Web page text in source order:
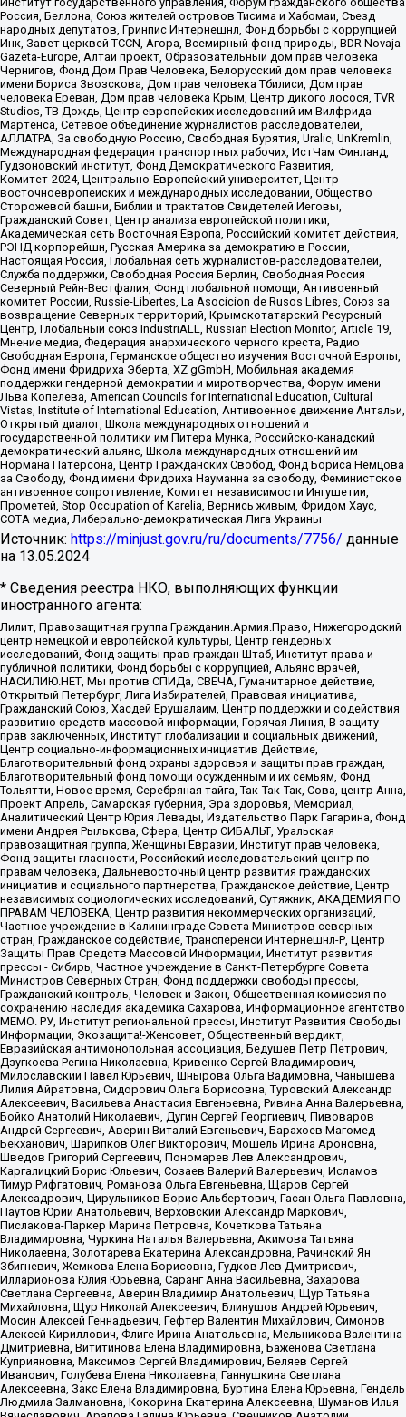
Россия, Беллона, Союз жителей островов Тисима и Хабомаи, Съезд
народных депутатов, Гринпис Интернешнл, Фонд борьбы с коррупцией
Инк, Завет церквей TCCN, Агора, Всемирный фонд природы, BDR Novaja
Gazeta-Europe, Алтай проект, Образовательный дом прав человека
Чернигов, Фонд Дом Прав Человека, Белорусский дом прав человека
имени Бориса Звозскова, Дом прав человека Тбилиси, Дом прав
человека Ереван, Дом прав человека Крым, Центр дикого лосося, TVR
Studios, ТВ Дождь, Центр европейских исследований им Вилфрида
Мартенса, Сетевое объединение журналистов расследователей,
АЛЛАТРА, За свободную Россию, Свободная Бурятия, Uralic, UnKremlin,
Международная федерация транспортных рабочих, ИстЧам Финланд,
Гудзоновский институт, Фонд Демократического Развития,
Комитет-2024, Центрально-Европейский университет, Центр
восточноевропейских и международных исследований, Общество
Сторожевой башни, Библии и трактатов Свидетелей Иеговы,
Гражданский Совет, Центр анализа европейской политики,
Академическая сеть Восточная Европа, Российский комитет действия,
РЭНД корпорейшн, Русская Америка за демократию в России,
Настоящая Россия, Глобальная сеть журналистов-расследователей,
Служба поддержки, Свободная Россия Берлин, Свободная Россия
Северный Рейн-Вестфалия, Фонд глобальной помощи, Антивоенный
комитет России, Russie-Libertes, La Asocicion de Rusos Libres, Союз за
возвращение Северных территорий, Крымскотатарский Ресурсный
Центр, Глобальный союз IndustriALL, Russian Election Monitor, Article 19,
Мнение медиа, Федерация анархического черного креста, Радио
Свободная Европа, Германское общество изучения Восточной Европы,
Фонд имени Фридриха Эберта, XZ gGmbH, Мобильная академия
поддержки гендерной демократии и миротворчества, Форум имени
Льва Копелева, American Councils for International Education, Cultural
Vistas, Institute of International Education, Антивоенное движение Антальи,
Открытый диалог, Школа международных отношений и
государственной политики им Питера Мунка, Российско-канадский
демократический альянс, Школа международных отношений им
Нормана Патерсона, Центр Гражданских Свобод, Фонд Бориса Немцова
за Свободу, Фонд имени Фридриха Науманна за свободу, Феминистское
антивоенное сопротивление, Комитет независимости Ингушетии,
Прометей, Stop Occupation of Karelia, Вернись живым, Фридом Хаус,
СОТА медиа, Либерально-демократическая Лига Украины
Источник: https://minjust.gov.ru/ru/documents/7756/ данные
на 13.05.2024
* Сведения реестра НКО, выполняющих функции
иностранного агента:
Лилит, Правозащитная группа Гражданин.Армия.Право, Нижегородский
центр немецкой и европейской культуры, Центр гендерных
исследований, Фонд защиты прав граждан Штаб, Институт права и
публичной политики, Фонд борьбы с коррупцией, Альянс врачей,
НАСИЛИЮ.НЕТ, Мы против СПИДа, СВЕЧА, Гуманитарное действие,
Открытый Петербург, Лига Избирателей, Правовая инициатива,
Гражданский Союз, Хасдей Ерушалаим, Центр поддержки и содействия
развитию средств массовой информации, Горячая Линия, В защиту
прав заключенных, Институт глобализации и социальных движений,
Центр социально-информационных инициатив Действие,
Благотворительный фонд охраны здоровья и защиты прав граждан,
Благотворительный фонд помощи осужденным и их семьям, Фонд
Тольятти, Новое время, Серебряная тайга, Так-Так-Так, Сова, центр Анна,
Проект Апрель, Самарская губерния, Эра здоровья, Мемориал,
Аналитический Центр Юрия Левады, Издательство Парк Гагарина, Фонд
имени Андрея Рылькова, Сфера, Центр СИБАЛЬТ, Уральская
правозащитная группа, Женщины Евразии, Институт прав человека,
Фонд защиты гласности, Российский исследовательский центр по
правам человека, Дальневосточный центр развития гражданских
инициатив и социального партнерства, Гражданское действие, Центр
независимых социологических исследований, Сутяжник, АКАДЕМИЯ ПО
ПРАВАМ ЧЕЛОВЕКА, Центр развития некоммерческих организаций,
Частное учреждение в Калининграде Совета Министров северных
стран, Гражданское содействие, Трансперенси Интернешнл-Р, Центр
Защиты Прав Средств Массовой Информации, Институт развития
прессы - Сибирь, Частное учреждение в Санкт-Петербурге Совета
Министров Северных Стран, Фонд поддержки свободы прессы,
Гражданский контроль, Человек и Закон, Общественная комиссия по
сохранению наследия академика Сахарова, Информационное агентство
МЕМО. РУ, Институт региональной прессы, Институт Развития Свободы
Информации, Экозащита!-Женсовет, Общественный вердикт,
Евразийская антимонопольная ассоциация, Бедушев Петр Петрович,
Дзугкоева Регина Николаевна, Кривенко Сергей Владимирович,
Милославский Павел Юрьевич, Шнырова Ольга Вадимовна, Чанышева
Лилия Айратовна, Сидорович Ольга Борисовна, Туровский Александр
Алексеевич, Васильева Анастасия Евгеньевна, Ривина Анна Валерьевна,
Бойко Анатолий Николаевич, Дугин Сергей Георгиевич, Пивоваров
Андрей Сергеевич, Аверин Виталий Евгеньевич, Барахоев Магомед
Бекханович, Шарипков Олег Викторович, Мошель Ирина Ароновна,
Шведов Григорий Сергеевич, Пономарев Лев Александрович,
Каргалицкий Борис Юльевич, Созаев Валерий Валерьевич, Исламов
Тимур Рифгатович, Романова Ольга Евгеньевна, Щаров Сергей
Алексадрович, Цирульников Борис Альбертович, Гасан Ольга Павловна,
Паутов Юрий Анатольевич, Верховский Александр Маркович,
Пислакова-Паркер Марина Петровна, Кочеткова Татьяна
Владимировна, Чуркина Наталья Валерьевна, Акимова Татьяна
Николаевна, Золотарева Екатерина Александровна, Рачинский Ян
Збигневич, Жемкова Елена Борисовна, Гудков Лев Дмитриевич,
Илларионова Юлия Юрьевна, Саранг Анна Васильевна, Захарова
Светлана Сергеевна, Аверин Владимир Анатольевич, Щур Татьяна
Михайловна, Щур Николай Алексеевич, Блинушов Андрей Юрьевич,
Мосин Алексей Геннадьевич, Гефтер Валентин Михайлович, Симонов
Алексей Кириллович, Флиге Ирина Анатольевна, Мельникова Валентина
Дмитриевна, Вититинова Елена Владимировна, Баженова Светлана
Куприяновна, Максимов Сергей Владимирович, Беляев Сергей
Иванович, Голубева Елена Николаевна, Ганнушкина Светлана
Алексеевна, Закс Елена Владимировна, Буртина Елена Юрьевна, Гендель
Людмила Залмановна, Кокорина Екатерина Алексеевна, Шуманов Илья